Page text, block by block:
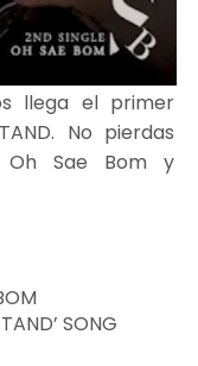
llega el primer
No pierdas
Sae Bom y
SONG